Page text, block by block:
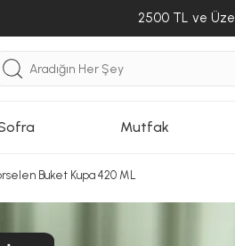
2500 TL ve
Mutfak
Buket Kupa 420 ML